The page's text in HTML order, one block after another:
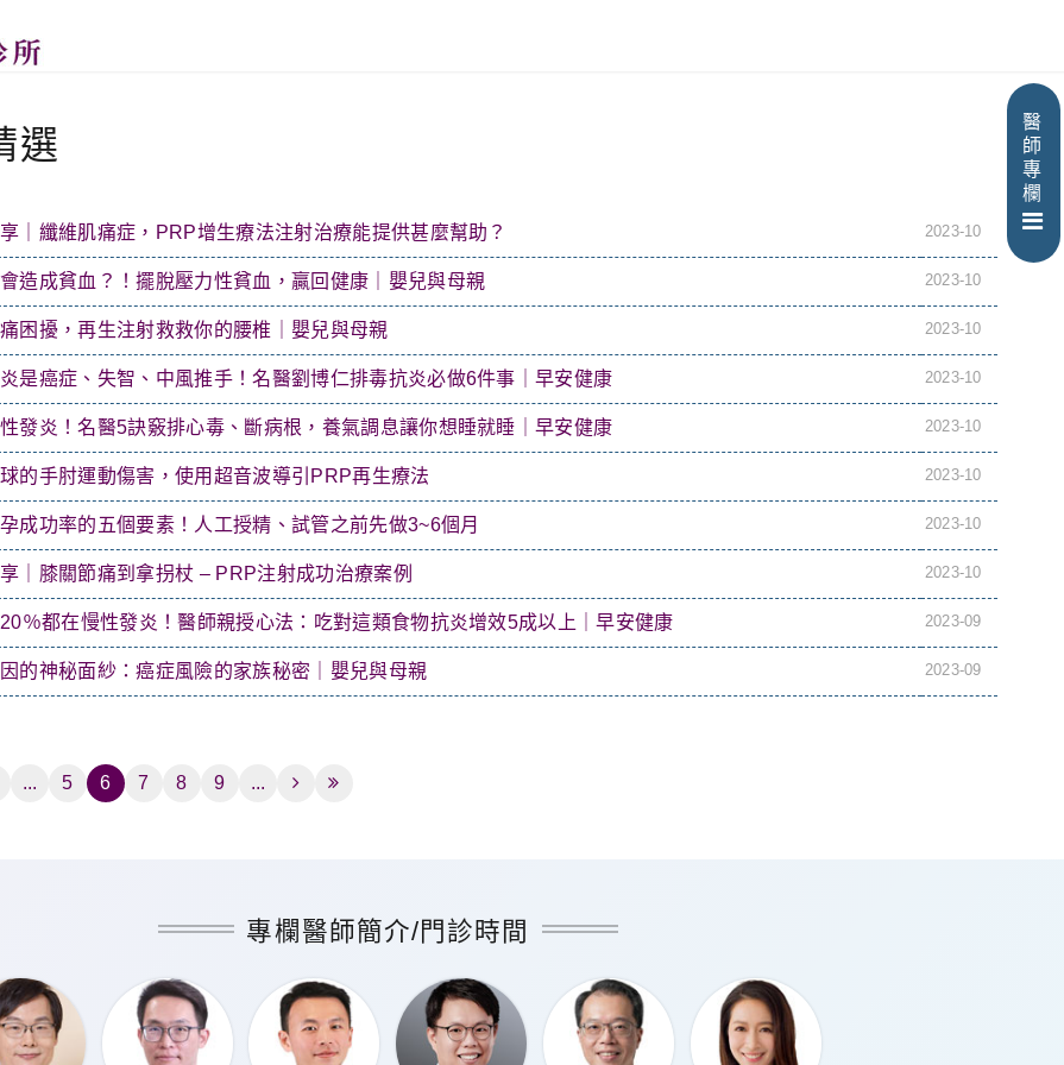
醫
師
專
欄
選
｜纖維肌痛症，PRP增生療法注射治療能提供甚麼幫助？ 2023-10
造成貧血？！擺脫壓力性貧血，贏回健康｜嬰兒與母親 2023-10
困擾，再生注射救救你的腰椎｜嬰兒與母親 2023-10
是癌症、失智、中風推手！名醫劉博仁排毒抗炎必做6件事｜早安健康 2023-10
發炎！名醫5訣竅排心毒、斷病根，養氣調息讓你想睡就睡｜早安健康 2023-10
的手肘運動傷害，使用超音波導引PRP再生療法 2023-10
成功率的五個要素！人工授精、試管之前先做3~6個月 2023-10
｜膝關節痛到拿拐杖 – PRP注射成功治療案例 2023-10
％都在慢性發炎！醫師親授心法：吃對這類食物抗炎增效5成以上｜早安健康 2023-09
的神秘面紗：癌症風險的家族秘密｜嬰兒與母親 2023-09
... 5 6 7 8 9 ...
專欄醫師簡介/門診時間